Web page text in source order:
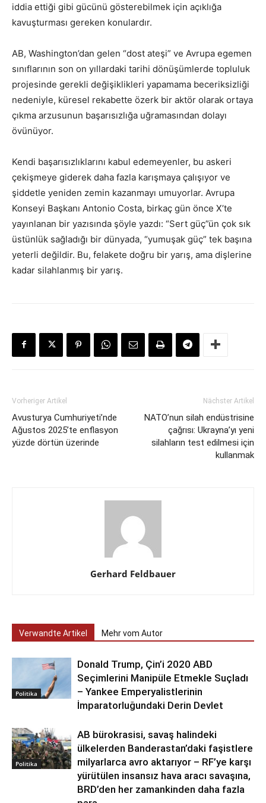
iddia ettiği gibi gücünü gösterebilmek için açıklığa
kavuşturması gereken konulardır.
AB, Washington’dan gelen “dost ateşi” ve Avrupa egemen
sınıflarının son on yıllardaki tarihi dönüşümlerde topluluk
projesinde gerekli değişiklikleri yapamama beceriksizliği
nedeniyle, küresel rekabette özerk bir aktör olarak ortaya
çıkma arzusunun başarısızlığa uğramasından dolayı
övünüyor.
Kendi başarısızlıklarını kabul edemeyenler, bu askeri
çekişmeye giderek daha fazla karışmaya çalışıyor ve
şiddetle yeniden zemin kazanmayı umuyorlar. Avrupa
Konseyi Başkanı Antonio Costa, birkaç gün önce X’te
yayınlanan bir yazısında şöyle yazdı: “Sert güç”ün çok sık
üstünlük sağladığı bir dünyada, “yumuşak güç” tek başına
yeterli değildir. Bu, felakete doğru bir yarış, ama dişlerine
kadar silahlanmış bir yarış.
Vorheriger Artikel
Avusturya Cumhuriyeti’nde
Ağustos 2025’te enflasyon
yüzde dörtün üzerinde
Nächster Artikel
NATO’nun silah endüstrisine
çağrısı: Ukrayna’yı yeni
silahların test edilmesi için
kullanmak
Gerhard Feldbauer
Verwandte Artikel Mehr vom Autor
Politika
Donald Trump, Çin’i 2020 ABD
Seçimlerini Manipüle Etmekle Suçladı
– Yankee Emperyalistlerinin
İmparatorluğundaki Derin Devlet
Politika
AB bürokrasisi, savaş halindeki
ülkelerden Banderastan’daki faşistlere
milyarlarca avro aktarıyor – RF’ye karşı
yürütülen insansız hava aracı savaşına,
BRD’den her zamankinden daha fazla